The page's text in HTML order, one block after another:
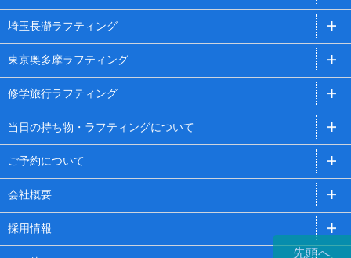
先頭へ
埼玉長瀞ラフティング
東京奥多摩ラフティング
修学旅行ラフティング
当日の持ち物・ラフティングについて
ご予約について
会社概要
採用情報